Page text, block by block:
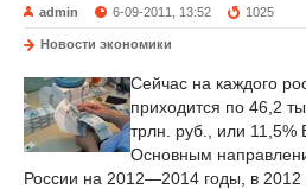
admin 6-09-2011, 13:52 1025
Новости экономики
Сейчас на каждого
приходится по 46,2
трлн. руб., или
Основным
России на 2012—2014 годы, в 2012